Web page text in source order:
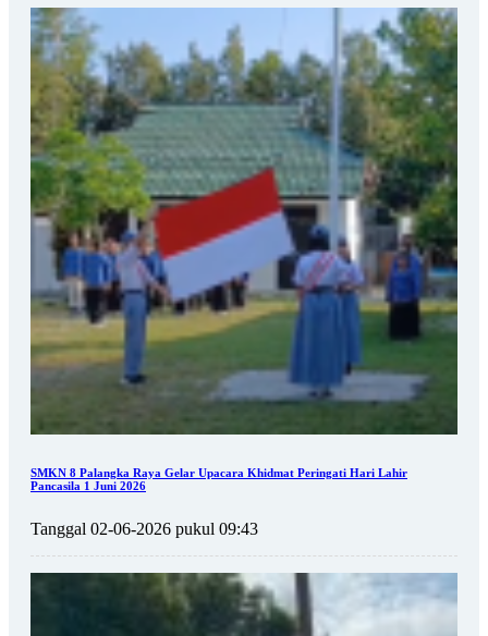
SMKN 8 Palangka Raya Gelar Upacara Khidmat Peringati Hari Lahir
Pancasila 1 Juni 2026
Tanggal 02-06-2026 pukul 09:43